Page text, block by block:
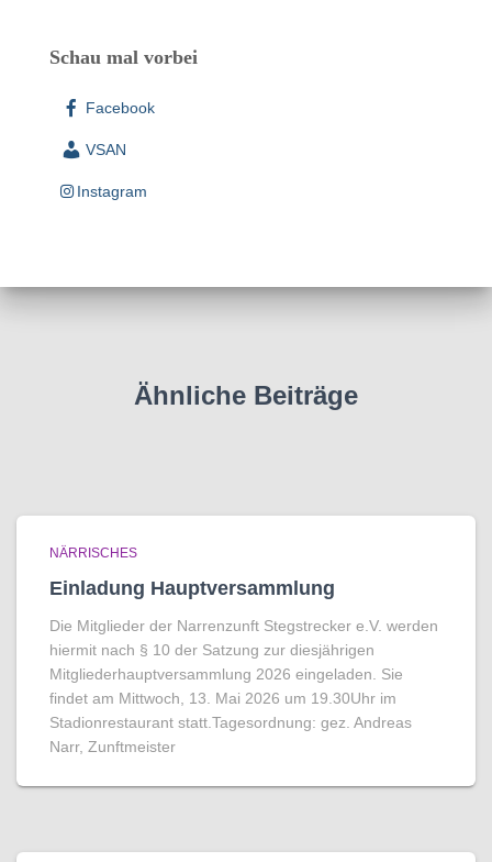
Schau mal vorbei
Facebook
VSAN
Instagram
Ähnliche Beiträge
NÄRRISCHES
Einladung Hauptversammlung
Die Mitglieder der Narrenzunft Stegstrecker e.V. werden
hiermit nach § 10 der Satzung zur diesjährigen
Mitgliederhauptversammlung 2026 eingeladen. Sie
findet am Mittwoch, 13. Mai 2026 um 19.30Uhr im
Stadionrestaurant statt.Tagesordnung: gez. Andreas
Narr, Zunftmeister